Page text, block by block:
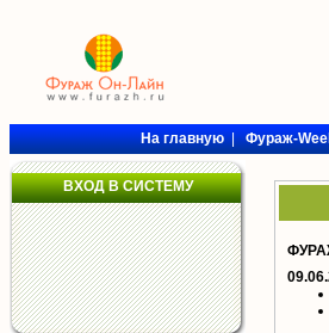
На главную|Фураж-
ВХОД В СИСТЕМУ